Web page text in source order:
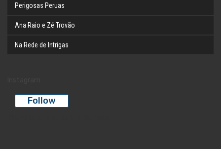
Perigosas Peruas
Ana Raio e Zé Trovão
Na Rede de Intrigas
Follow